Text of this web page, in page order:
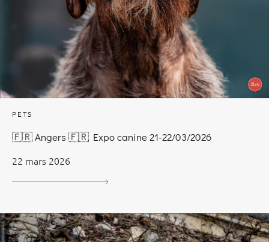
PETS
🇫🇷 Angers 🇫🇷 Expo canine 21-22/03/2026
22 mars 2026